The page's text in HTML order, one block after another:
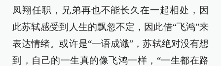
凤翔任职，兄弟再也不能长久在一起相处，因
此苏轼感受到人生的飘忽不定，因此借“飞鸿”来
表达情绪。或许是“一语成谶”，苏轼绝对没有想
到，自己的一生真的像飞鸿一样，“一生都在路